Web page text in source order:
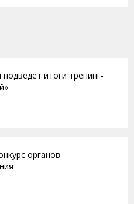
итоги тренинг-
органов